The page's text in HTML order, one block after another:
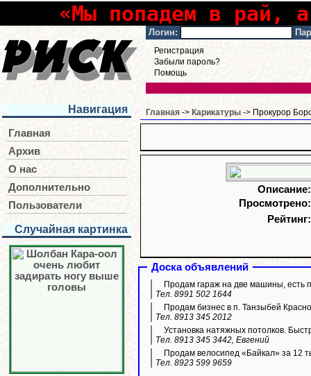
«Мы попадем в рай,
Логин:
Регистрация
Забыли пароль?
Помощь
Навигация
Главная
Архив
О нас
Дополнительно
Пользователи
Случайная картинка
Главная -> Карикатуры -> Прокурор
Описание:
Просмотрено:
Рейтинг:
Доска объявлений
Продам гараж на две машины, есть
Тел. 8991 502 1644
Продам бизнес в п. Танзыбей
Тел. 8913 345 2012
Установка натяжных потолков.
Тел. 8913 345 3442, Евгений
Продам велосипед «Байкал» за 12
Тел. 8923 599 9659